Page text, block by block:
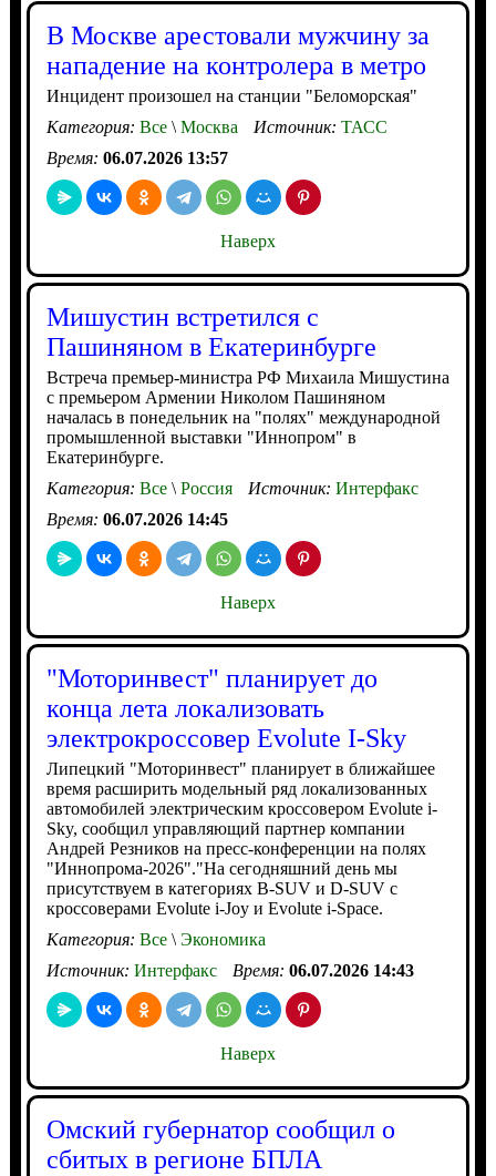
В Москве арестовали мужчину за
нападение на контролера в метро
Инцидент произошел на станции "Беломорская"
Категория: Все\Москва Источник: ТАСС
Время: 06.07.2026 13:57
Наверх
Мишустин встретился с
Пашиняном в Екатеринбурге
Встреча премьер-министра РФ Михаила Мишустина
с премьером Армении Николом Пашиняном
началась в понедельник на "полях" международной
промышленной выставки "Иннопром" в
Екатеринбурге.
Категория: Все\Россия Источник: Интерфакс
Время: 06.07.2026 14:45
Наверх
"Моторинвест" планирует до
конца лета локализовать
электрокроссовер Evolute I-Sky
Липецкий "Моторинвест" планирует в ближайшее
время расширить модельный ряд локализованных
автомобилей электрическим кроссовером Evolute i-
Sky, сообщил управляющий партнер компании
Андрей Резников на пресс-конференции на полях
"Иннопрома-2026"."На сегодняшний день мы
присутствуем в категориях B-SUV и D-SUV с
кроссоверами Evolute i-Joy и Evolute i-Space.
Категория: Все\Экономика
Источник: Интерфакс Время: 06.07.2026 14:43
Наверх
Омский губернатор сообщил о
сбитых в регионе БПЛА